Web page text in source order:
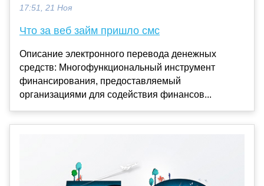
17:51, 21 Ноя
Что за веб займ пришло смс
Описание электронного перевода денежных
средств: Многофункциональный инструмент
финансирования, предоставляемый
организациями для содействия финансов...